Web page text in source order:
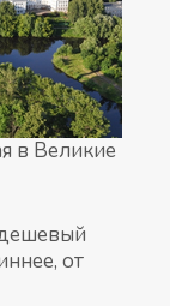
в Великие
от